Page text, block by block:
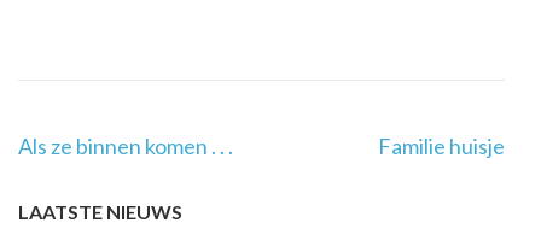
Post
Als ze binnen komen . . . Familie huisje
LAATSTE NIEUWS